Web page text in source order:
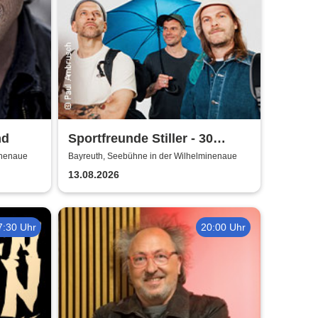
Sportfreunde Stiller - 30
wunderbaren Jahren
Bayreuth, Seebühne in der Wilhelminenaue
13.08.2026
Uhr 20:00 Uhr